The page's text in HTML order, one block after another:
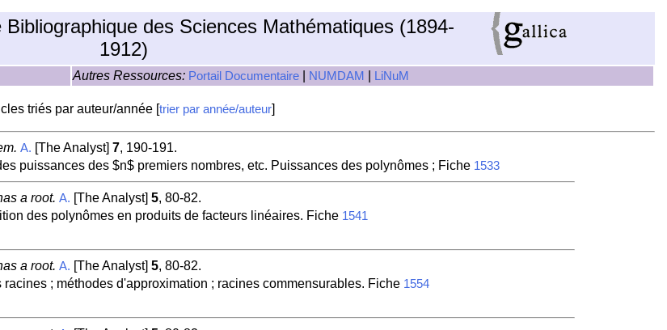
des Sciences Mathématiques (1894-
1912)
Autres Ressources: Portail Documentaire NUMDAM LiNuM
triés par auteur/année [trier par année/auteur]
A. [The Analyst] 7, 190-191.
puissances des $n$ premiers nombres, etc. Puissances des polynômes ; Fiche 1533
a root. A. [The Analyst] 5, 80-82.
des polynômes en produits de facteurs linéaires. Fiche 1541
a root. A. [The Analyst] 5, 80-82.
; méthodes d'approximation ; racines commensurables. Fiche 1554